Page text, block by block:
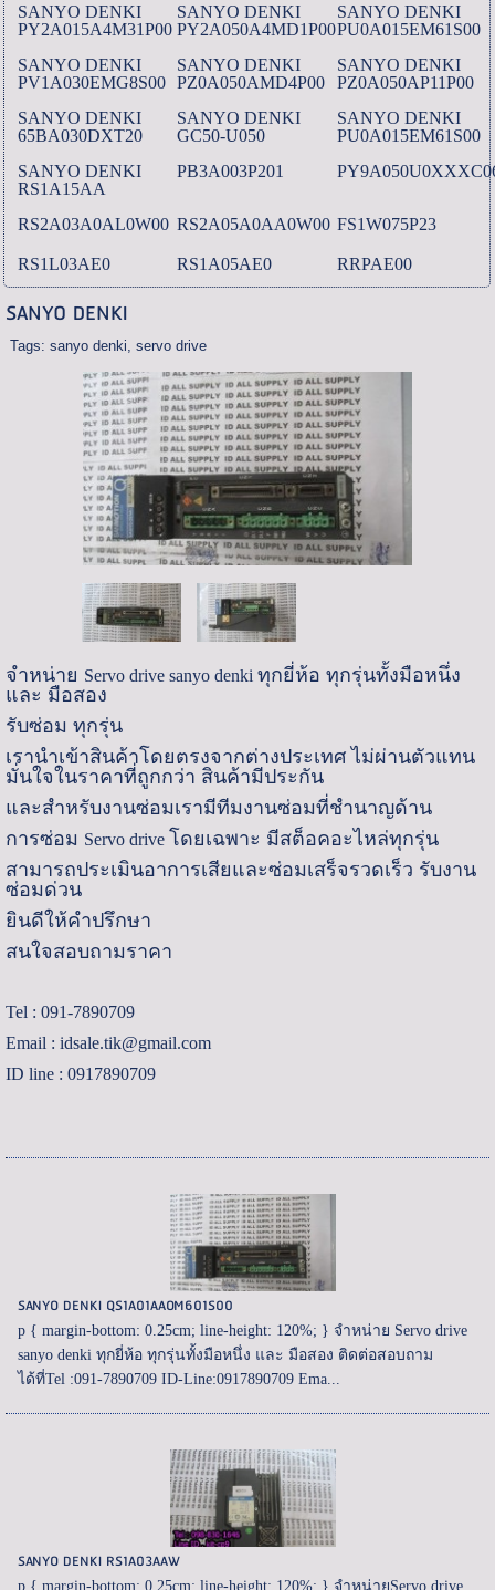
SANYO DENKI
PY2A015A4M31P00
SANYO DENKI
PY2A050A4MD1P00
SANYO DENKI
PU0A015EM61S00
SANYO DENKI
PV1A030EMG8S00
SANYO DENKI
PZ0A050AMD4P00
SANYO DENKI
PZ0A050AP11P00
SANYO DENKI
65BA030DXT20
SANYO DENKI
GC50-U050
SANYO DENKI
PU0A015EM61S00
SANYO DENKI
RS1A15AA
PB3A003P201
RS2A03A0AL0W00 RS2A05A0AA0W00 FS1W075P23
RS1L03AE0 RS1A05AE0 RRPAE00
SANYO DENKI
Tags: sanyo denki servo drive
จำหน่าย Servo drive sanyo denki ทุกยี่ห้อ ทุกรุ่นทั้งมือหนึ่ง
และ มือสอง
รับซ่อม ทุกรุ่น
เรานำเข้าสินค้าโดยตรงจากต่างประเทศ ไม่ผ่านตัวแทน
มั่นใจในราคาที่ถูกกว่า สินค้ามีประกัน
และสำหรับงานซ่อมเรามีทีมงานซ่อมที่ชำนาญด้าน
การซ่อม Servo drive โดยเฉพาะ มีสต็อคอะไหล่ทุกรุ่น
สามารถประเมินอาการเสียและซ่อมเสร็จรวดเร็ว รับงาน
ซ่อมด่วน
ยินดีให้คำปรึกษา
สนใจสอบถามราคา
Tel : 091-7890709
Email : idsale.tik@gmail.com
ID line : 0917890709
SANYO DENKI QS1A01AAOM601S00
p { margin-bottom: 0.25cm; line-height: 120%; } จำหน่าย Servo drive
sanyo denki ทุกยี่ห้อ ทุกรุ่นทั้งมือหนึ่ง และ มือสอง ติดต่อสอบถาม
ได้ที่Tel :091-7890709 ID-Line:0917890709 Ema...
SANYO DENKI RS1A03AAW
p { margin-bottom: 0.25cm; line-height: 120%; } จำหน่ายServo drive